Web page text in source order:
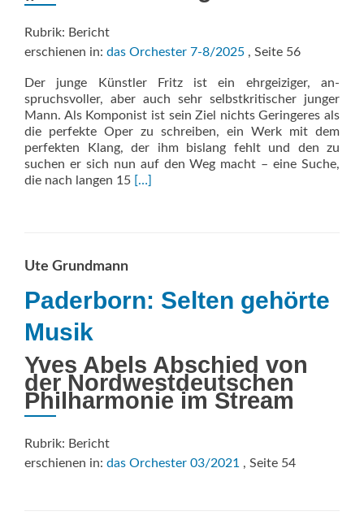
Rubrik: Bericht
erschienen in: das Orchester 7-8/2025 , Seite 56
Der junge Künstler Fritz ist ein ehrgeiziger, an­
spruchsvoller, aber auch sehr selbstkritischer junger
Mann. Als Komponist ist sein Ziel nichts Geringeres als
die perfekte Oper zu schreiben, ein Werk mit dem
perfekten Klang, der ihm bislang fehlt und den zu
suchen er sich nun auf den Weg macht – eine Suche,
die nach langen 15 Read
zur
perfekten
[…]
Ute Grundmann
Paderborn: Selten gehörte
Musik
Yves Abels Abschied von
der Nordwestdeutschen
Philharmonie im Stream
Rubrik: Bericht
erschienen in: das Orchester 03/2021 , Seite 54